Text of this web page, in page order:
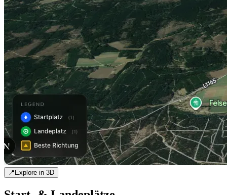
📍Explore in 3D